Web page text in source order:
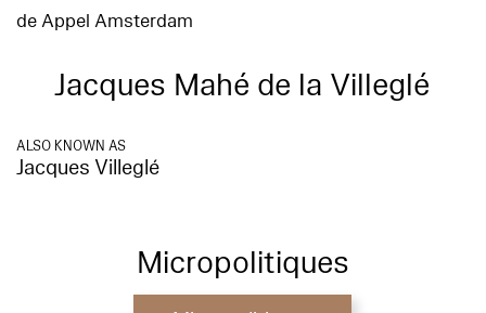
de Appel Amsterdam
Jacques Mahé de la Villeglé
ALSO KNOWN AS
Jacques Villeglé
Micropolitiques